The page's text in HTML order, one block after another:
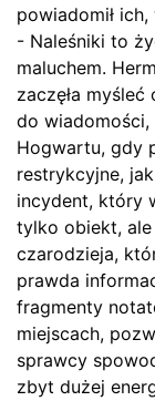
powiadomił
- Naleśniki to
maluchem.
zaczęła
do wiadomości,
Hogwartu, gdy
restrykcyjne,
incydent, który
tylko obiekt,
czarodzieja,
prawda
fragmenty
miejscach,
sprawcy
zbyt dużej